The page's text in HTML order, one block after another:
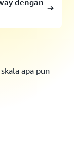
dengan
apa pun